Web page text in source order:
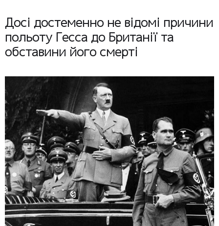
Досі достеменно не відомі причини
польоту Гесса до Британії та
обставини його смерті